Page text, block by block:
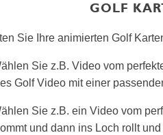
GOLF
Sie Ihre animierten Golf
Sie z.B. Video vom
Golf Video mit einer
Sie z.B. ein Video vom
und dann ins Loch rollt